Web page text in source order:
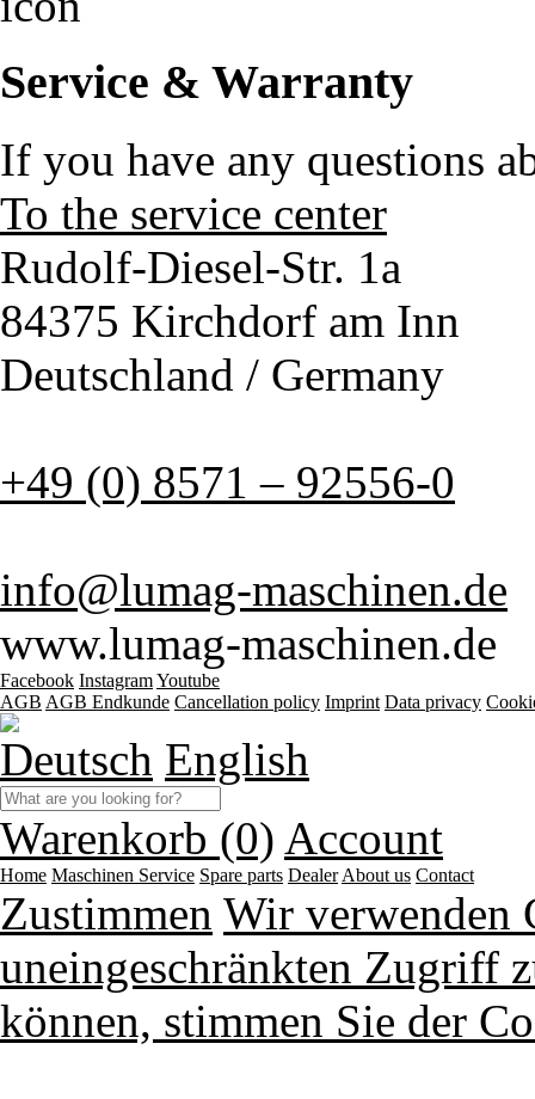
Service & Warranty
If you have any questions
To the service center
Rudolf-Diesel-Str. 1a
84375 Kirchdorf am Inn
Deutschland / Germany
+49 (0) 8571 – 92556-0
info@lumag-maschinen.de
www.lumag-maschinen.de
Facebook InstagramYoutube
AGB AGB Endkunde Cancellation policy Imprint Data privacy
Deutsch English
Warenkorb (0) Account
Home Maschinen Service Spare parts Dealer About us Contact
Zustimmen Wir verwenden
uneingeschränkten Zugriff
können, stimmen Sie der